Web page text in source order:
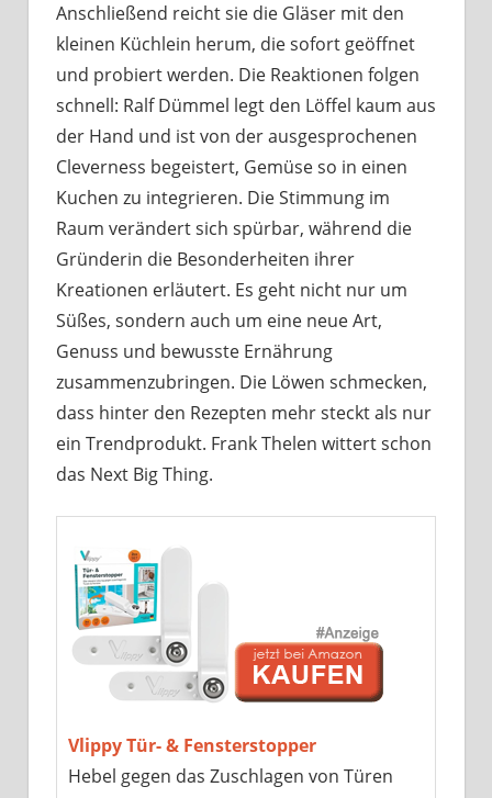
Anschließend reicht sie die Gläser mit den
kleinen Küchlein herum, die sofort geöffnet
und probiert werden. Die Reaktionen folgen
schnell: Ralf Dümmel legt den Löffel kaum aus
der Hand und ist von der ausgesprochenen
Cleverness begeistert, Gemüse so in einen
Kuchen zu integrieren. Die Stimmung im
Raum verändert sich spürbar, während die
Gründerin die Besonderheiten ihrer
Kreationen erläutert. Es geht nicht nur um
Süßes, sondern auch um eine neue Art,
Genuss und bewusste Ernährung
zusammenzubringen. Die Löwen schmecken,
dass hinter den Rezepten mehr steckt als nur
ein Trendprodukt. Frank Thelen wittert schon
das Next Big Thing.
Vlippy Tür- & Fensterstopper
Hebel gegen das Zuschlagen von Türen